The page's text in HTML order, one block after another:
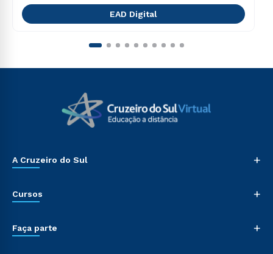
EAD Digital
A Cruzeiro do Sul +
Cursos +
Faça parte +